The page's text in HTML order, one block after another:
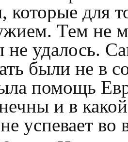
которые для
Тем не
не удалось.
были не в
помощь
и в
успевает во